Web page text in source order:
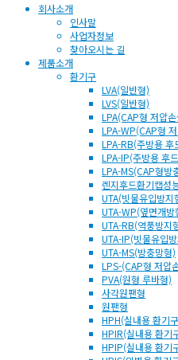
회사소개
인사말
사업자정보
찾아오시는 길
제품소개
환기구
LVA(일반형)
LVS(일반형)
LPA(CAP형 저압
LPA-WP(CAP형
LPA-RB(주방용 후
LPA-IP(주방용 후
LPA-MS(CAP형방
렌지후드환기캡성
UTA(빗물유입방지
UTA-WP(옆면개방
UTA-RB(역풍방지
UTA-IP(빗물유입
UTA-MS(방충망형)
LPS-(CAP형 저압
PVA(원형 루바형)
사각원팬형
원팬형
HPH(실내용 환기
HPIR(실내용 환기
HPIP(실내용 환기